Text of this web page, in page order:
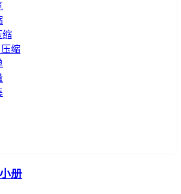
缩
压缩
册